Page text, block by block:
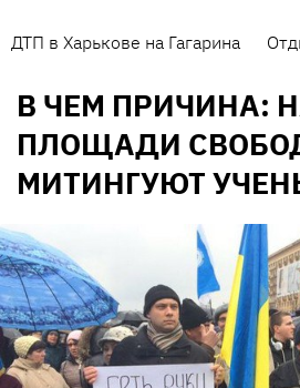
ДТП в Харькове на Гагарина
В ЧЕМ ПРИЧИНА:
ПЛОЩАДИ
МИТИНГУЮТ